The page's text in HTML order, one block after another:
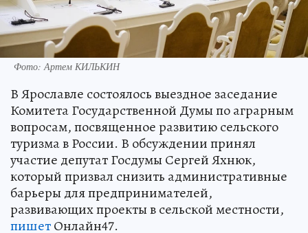
Фото: Артем КИЛЬКИН
В Ярославле состоялось выездное заседание
Комитета Государственной Думы по аграрным
вопросам, посвященное развитию сельского
туризма в России. В обсуждении принял
участие депутат Госдумы Сергей Яхнюк,
который призвал снизить административные
барьеры для предпринимателей,
развивающих проекты в сельской местности,
пишетОнлайн47.